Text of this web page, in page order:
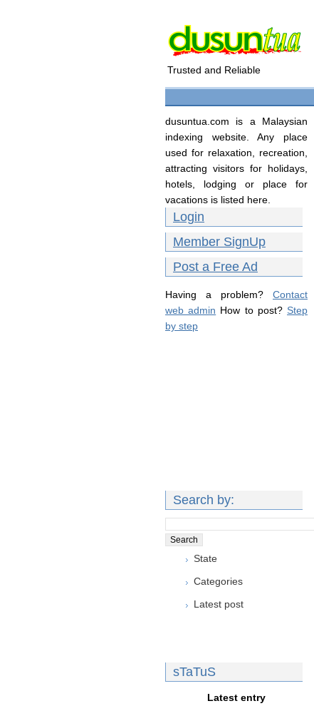
Trusted and Reliable
dusuntua.com is a Malaysian
indexing website. Any place
used for relaxation, recreation,
attracting visitors for holidays,
hotels, lodging or place for
vacations is listed here.
Login
Member SignUp
Post a Free Ad
Having a problem? Contact
web admin How to post? Step
by step
Search by:
State
Categories
Latest post
sTaTuS
Latest entry